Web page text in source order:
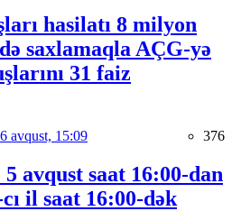
hasilatı 8 milyon
saxlamaqla AÇG-yə
31 faiz
avqust, 15:09 376
avqust saat 16:00-dan
il saat 16:00-dək